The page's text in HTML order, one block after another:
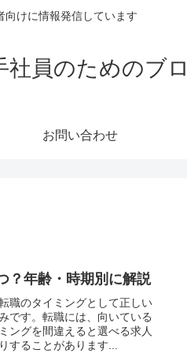
向けに情報発信しています
社員のためのブ
お問い合わせ
？年齢・時期別に解説
職のタイミングとして正しい
す。転職には、向いている
ングを間違えると選べる求人
することがあります...